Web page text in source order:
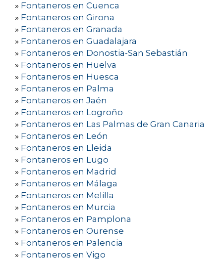
» Fontaneros en Cuenca
» Fontaneros en Girona
» Fontaneros en Granada
» Fontaneros en Guadalajara
» Fontaneros en Donostia-San Sebastián
» Fontaneros en Huelva
» Fontaneros en Huesca
» Fontaneros en Palma
» Fontaneros en Jaén
» Fontaneros en Logroño
» Fontaneros en Las Palmas de Gran Canaria
» Fontaneros en León
» Fontaneros en Lleida
» Fontaneros en Lugo
» Fontaneros en Madrid
» Fontaneros en Málaga
» Fontaneros en Melilla
» Fontaneros en Murcia
» Fontaneros en Pamplona
» Fontaneros en Ourense
» Fontaneros en Palencia
» Fontaneros en Vigo